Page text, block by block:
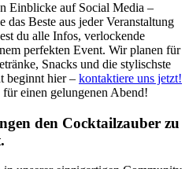
Einblicke auf Social Media –
Beste aus jeder Veranstaltung
du alle Infos, verlockende
perfekten Event. Wir planen für
Snacks und die stylischste
beginnt hier – kontaktiere uns jetzt!
einen gelungenen Abend!
den Cocktailzauber zu